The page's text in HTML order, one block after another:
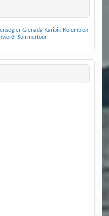
Grenada Karibik Kolumbien
Sommertour